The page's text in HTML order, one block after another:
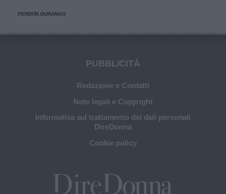
PERDITA DURANGO
PUBBLICITÀ
Redazione e Contatti
Note legali e Copyright
Informativa sul trattamento dei dati personali
DireDonna
Cookie policy